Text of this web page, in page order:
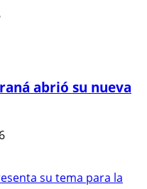
abrió su nueva